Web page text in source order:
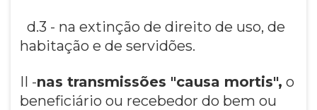
d.3 - na extinção de direito de uso, de
habitação e de servidões.
II -nas transmissões "causa mortis", o
beneficiário ou recebedor do bem ou